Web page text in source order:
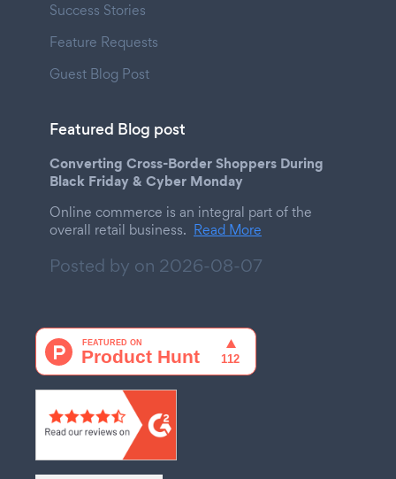
Success Stories
Feature Requests
Guest Blog Post
Featured Blog post
Converting Cross-Border Shoppers During
Black Friday & Cyber Monday
Online commerce is an integral part of the
overall retail business. Read More
Posted by on 2026-08-07